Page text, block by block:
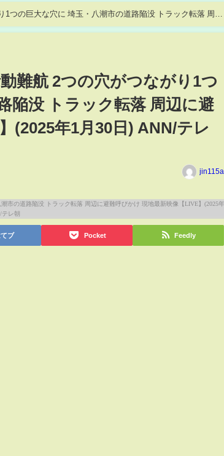
の巨大な穴に 埼玉・八潮市の道路陥没 トラック転落 周辺
難航 2つの穴がつながり1つ
陥没 トラック転落 周辺に避
(2025年1月30日) ANN/テレ
jin115a
ブ Pocket Feedly